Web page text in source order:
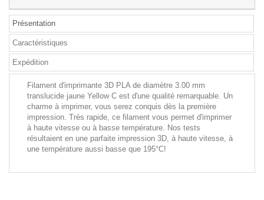
Présentation
Caractéristiques
Expédition
Filament d'imprimante 3D PLA de diamètre 3.00 mm
translucide jaune Yellow C est d'une qualité remarquable. Un
charme à imprimer, vous serez conquis dès la première
impression. Très rapide, ce filament vous permet d'imprimer
à haute vitesse ou à basse température. Nos tests
résultaient en une parfaite impression 3D, à haute vitesse, à
une température aussi basse que 195°C!